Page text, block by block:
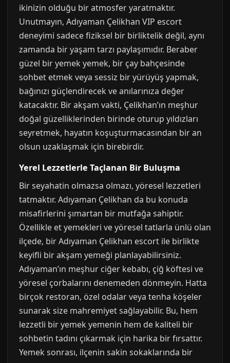
ikinizin olduğu bir atmosfer yaratmaktır.
Unutmayın, Adıyaman Çelikhan VIP escort
deneyimi sadece fiziksel bir birliktelik değil, aynı
zamanda bir yaşam tarzı paylaşımıdır. Beraber
güzel bir yemek yemek, bir çay bahçesinde
sohbet etmek veya sessiz bir yürüyüş yapmak,
bağınızı güçlendirecek ve anılarınıza değer
katacaktır. Bir akşam vakti, Çelikhan’ın meşhur
doğal güzelliklerinden birinde oturup yıldızları
seyretmek, hayatın koşuşturmacasından bir an
olsun uzaklaşmak için birebirdir.
Yerel Lezzetlerle Taçlanan Bir Buluşma
Bir seyahatin olmazsa olmazı, yöresel lezzetleri
tatmaktır. Adıyaman Çelikhan da bu konuda
misafirlerini şımartan bir mutfağa sahiptir.
Özellikle et yemekleri ve yöresel tatlarla ünlü olan
ilçede, bir Adıyaman Çelikhan escort ile birlikte
keyifli bir akşam yemeği planlayabilirsiniz.
Adıyaman’ın meşhur ciğer kebabı, çiğ köftesi ve
yöresel çorbalarını denemeden dönmeyin. Hatta
birçok restoran, özel odalar veya tenha köşeler
sunarak size mahremiyet sağlayabilir. Bu, hem
lezzetli bir yemek yemenin hem de kaliteli bir
sohbetin tadını çıkarmak için harika bir fırsattır.
Yemek sonrası, ilçenin sakin sokaklarında bir